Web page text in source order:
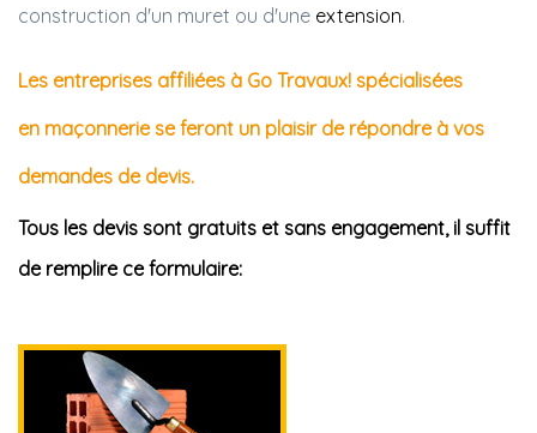
construction d'un muret ou d'une extension.
Les entreprises affiliées à Go Travaux! spécialisées
en maçonnerie se feront un plaisir de répondre à vos
demandes de devis.
Tous les devis sont gratuits et sans engagement, il suffit
de remplire ce formulaire: